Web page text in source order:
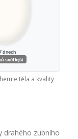
dnech
světlejší
těla a kvality
drahého zubního